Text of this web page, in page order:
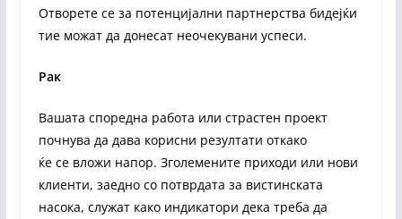
Отворете се за потенцијални партнерства бидејќи
тие можат да донесат неочекувани успеси.
Рак
Вашата споредна работа или страстен проект
почнува да дава корисни резултати откако
ќе се вложи напор. Зголемените приходи или нови
клиенти, заедно со потврдата за вистинската
насока, служат како индикатори дека треба да